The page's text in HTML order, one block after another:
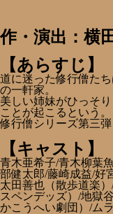
作・演出：横
【あらすじ】
道に迷った修行僧た
の一軒家。
美しい姉妹がひっそ
ことが起こるという。
修行僧シリーズ第三弾
【キャスト】
青木亜希子/青木柳葉
部健太郎/藤崎成益/好
太田善也（散歩道楽
スペンデッズ）/地獄
かこうへい劇団）/ム